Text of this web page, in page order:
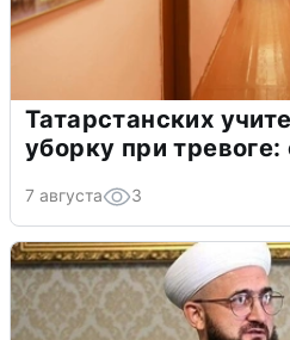
Татарстанских
уборку при
7 августа 3